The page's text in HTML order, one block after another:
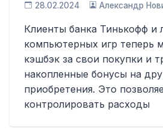
28.02.2024 Александр
Клиенты банка Тинькофф и
компьютерных игр теперь
кэшбэк за свои покупки и
накопленные бонусы на
приобретения. Это
контролировать расходы